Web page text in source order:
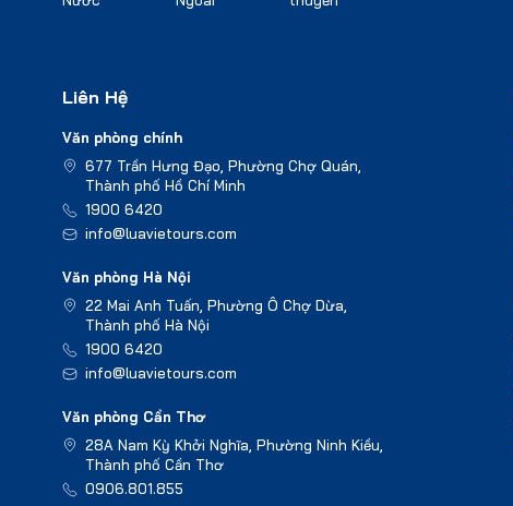
Liên Hệ
Văn phòng chính
677 Trần Hưng Đạo, Phường Chợ Quán,
Thành phố Hồ Chí Minh
1900 6420
info@luavietours.com
Văn phòng Hà Nội
22 Mai Anh Tuấn, Phường Ô Chợ Dừa,
Thành phố Hà Nội
1900 6420
info@luavietours.com
Văn phòng Cần Thơ
28A Nam Kỳ Khởi Nghĩa, Phường Ninh Kiều,
Thành phố Cần Thơ
0906.801.855